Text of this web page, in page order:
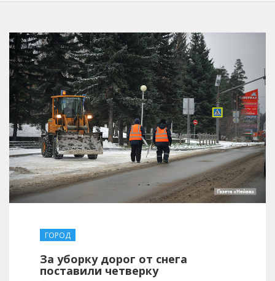
ГОРОД
За уборку дорог от снега
поставили четверку